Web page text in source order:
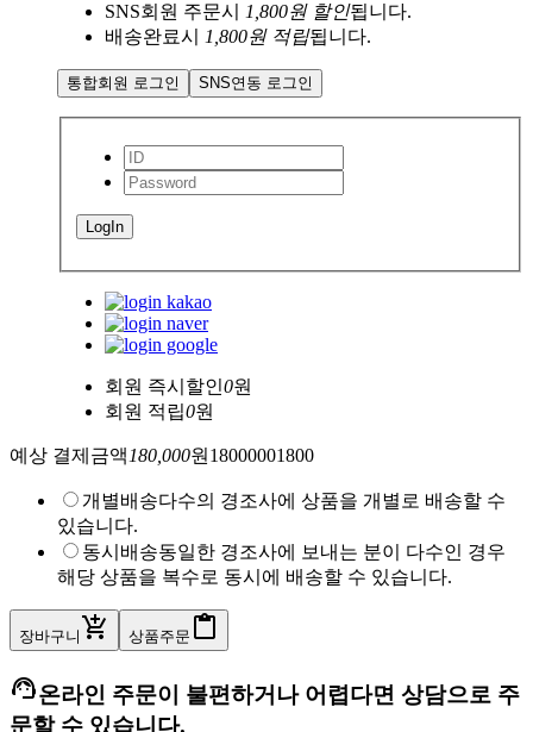
SNS회원 주문시 1,800원 할인됩니다.
배송완료시 1,800원 적립됩니다.
통합회원 로그인 SNS연동 로그인
LogIn
회원 즉시할인0원
회원 적립0원
예상 결제금액 180,000원 18000001800
개별배송다수의 경조사에 상품을 개별로 배송할 수
있습니다.
동시배송동일한 경조사에 보내는 분이 다수인 경우
해당 상품을 복수로 동시에 배송할 수 있습니다.
장바구니 add_shopping_cart 상품주문 content_paste
support_agent온라인 주문이 불편하거나 어렵다면 상담으로 주
문할 수 있습니다.